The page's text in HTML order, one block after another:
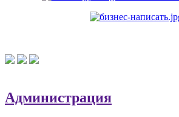
Администрация